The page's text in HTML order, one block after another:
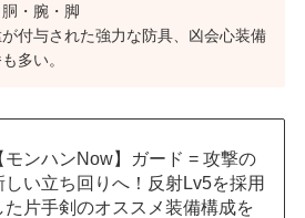
・腕・脚
付与された強力な防具、凶会心装備
多い。
モンハンNow】ガード = 攻撃の
しい立ち回りへ！反射Lv5を採用
た片手剣のオススメ装備構成を